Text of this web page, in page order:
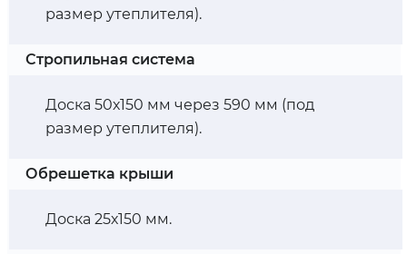
размер утеплителя).
Стропильная система
Доска 50х150 мм через 590 мм (под
размер утеплителя).
Обрешетка крыши
Доска 25х150 мм.